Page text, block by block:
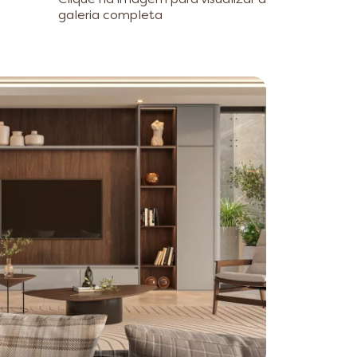
galeria completa